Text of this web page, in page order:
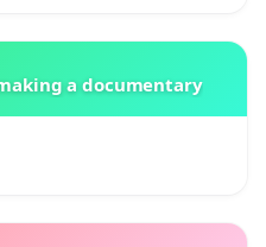
a documentary